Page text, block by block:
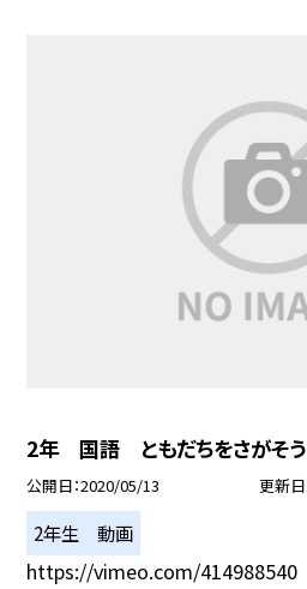
2年 国語 ともだちをさがそう
公開日 2020/05/13 更新日
2年生 動画
https://vimeo.com/414988540